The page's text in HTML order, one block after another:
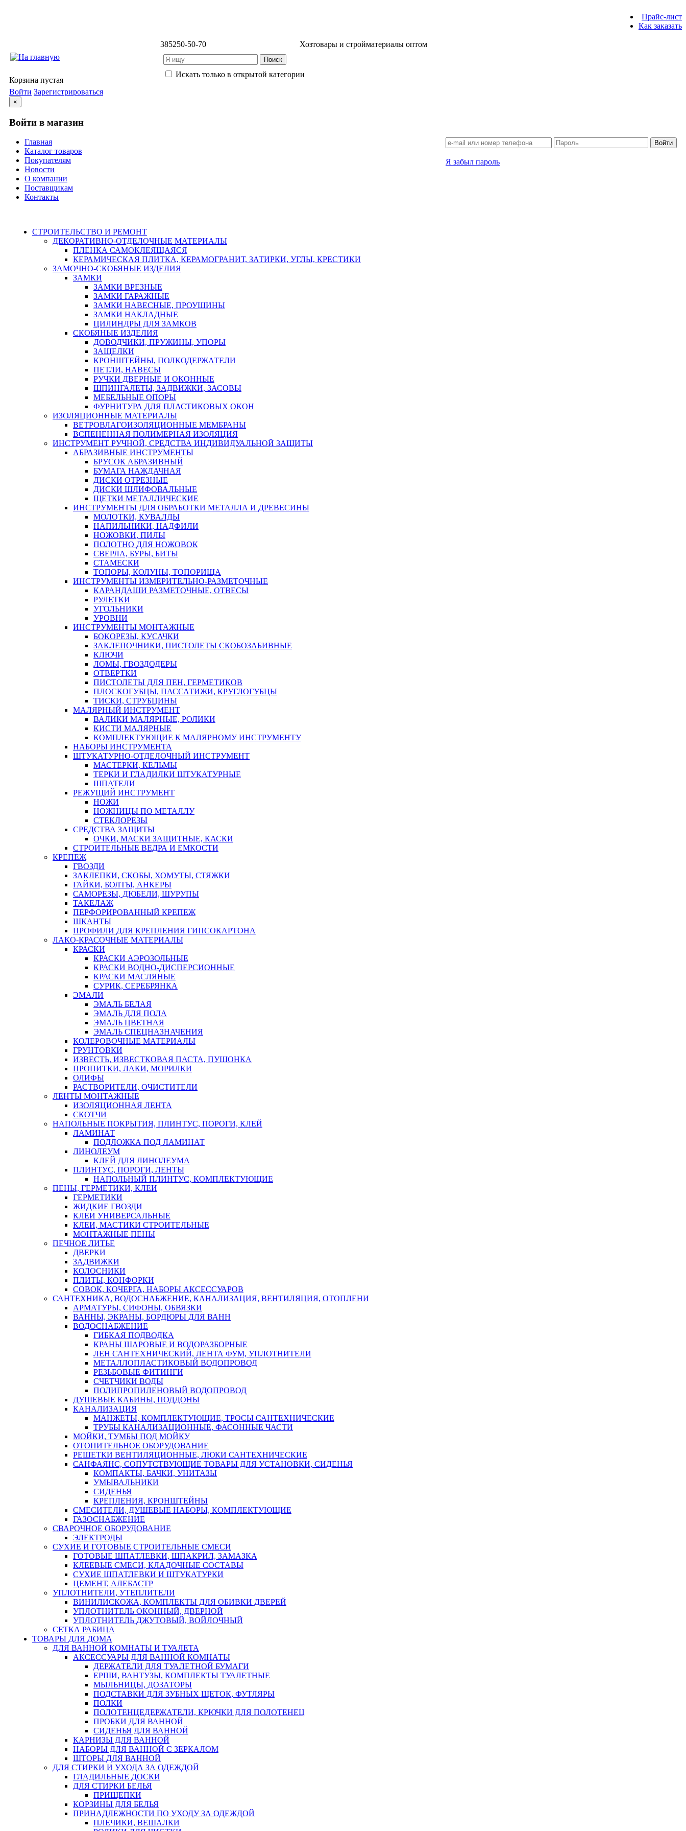
Прайс-лист
Как заказать
385250-50-70 Хозтовары и стройматериалы оптом
Искать только в открытой категории
Корзина пустая
Войти Зарегистрироваться
×
Войти в магазин
Войти
Я забыл пароль
Главная
Каталог товаров
Покупателям
Новости
О компании
Поставщикам
Контакты
СТРОИТЕЛЬСТВО И РЕМОНТ
ДЕКОРАТИВНО-ОТДЕЛОЧНЫЕ МАТЕРИАЛЫ
ПЛЕНКА САМОКЛЕЯЩАЯСЯ
КЕРАМИЧЕСКАЯ ПЛИТКА, КЕРАМОГРАНИТ, ЗАТИРКИ, УГЛЫ, КРЕСТИКИ
ЗАМОЧНО-СКОБЯНЫЕ ИЗДЕЛИЯ
ЗАМКИ
ЗАМКИ ВРЕЗНЫЕ
ЗАМКИ ГАРАЖНЫЕ
ЗАМКИ НАВЕСНЫЕ, ПРОУШИНЫ
ЗАМКИ НАКЛАДНЫЕ
ЦИЛИНДРЫ ДЛЯ ЗАМКОВ
СКОБЯНЫЕ ИЗДЕЛИЯ
ДОВОДЧИКИ, ПРУЖИНЫ, УПОРЫ
ЗАЩЕЛКИ
КРОНШТЕЙНЫ, ПОЛКОДЕРЖАТЕЛИ
ПЕТЛИ, НАВЕСЫ
РУЧКИ ДВЕРНЫЕ И ОКОННЫЕ
ШПИНГАЛЕТЫ, ЗАДВИЖКИ, ЗАСОВЫ
МЕБЕЛЬНЫЕ ОПОРЫ
ФУРНИТУРА ДЛЯ ПЛАСТИКОВЫХ ОКОН
ИЗОЛЯЦИОННЫЕ МАТЕРИАЛЫ
ВЕТРОВЛАГОИЗОЛЯЦИОННЫЕ МЕМБРАНЫ
ВСПЕНЕННАЯ ПОЛИМЕРНАЯ ИЗОЛЯЦИЯ
ИНСТРУМЕНТ РУЧНОЙ, СРЕДСТВА ИНДИВИДУАЛЬНОЙ ЗАЩИТЫ
АБРАЗИВНЫЕ ИНСТРУМЕНТЫ
БРУСОК АБРАЗИВНЫЙ
БУМАГА НАЖДАЧНАЯ
ДИСКИ ОТРЕЗНЫЕ
ДИСКИ ШЛИФОВАЛЬНЫЕ
ЩЕТКИ МЕТАЛЛИЧЕСКИЕ
ИНСТРУМЕНТЫ ДЛЯ ОБРАБОТКИ МЕТАЛЛА И ДРЕВЕСИНЫ
МОЛОТКИ, КУВАЛДЫ
НАПИЛЬНИКИ, НАДФИЛИ
НОЖОВКИ, ПИЛЫ
ПОЛОТНО ДЛЯ НОЖОВОК
СВЕРЛА, БУРЫ, БИТЫ
СТАМЕСКИ
ТОПОРЫ, КОЛУНЫ, ТОПОРИЩА
ИНСТРУМЕНТЫ ИЗМЕРИТЕЛЬНО-РАЗМЕТОЧНЫЕ
КАРАНДАШИ РАЗМЕТОЧНЫЕ, ОТВЕСЫ
РУЛЕТКИ
УГОЛЬНИКИ
УРОВНИ
ИНСТРУМЕНТЫ МОНТАЖНЫЕ
БОКОРЕЗЫ, КУСАЧКИ
ЗАКЛЕПОЧНИКИ, ПИСТОЛЕТЫ СКОБОЗАБИВНЫЕ
КЛЮЧИ
ЛОМЫ, ГВОЗДОДЕРЫ
ОТВЕРТКИ
ПИСТОЛЕТЫ ДЛЯ ПЕН, ГЕРМЕТИКОВ
ПЛОСКОГУБЦЫ, ПАССАТИЖИ, КРУГЛОГУБЦЫ
ТИСКИ, СТРУБЦИНЫ
МАЛЯРНЫЙ ИНСТРУМЕНТ
ВАЛИКИ МАЛЯРНЫЕ, РОЛИКИ
КИСТИ МАЛЯРНЫЕ
КОМПЛЕКТУЮЩИЕ К МАЛЯРНОМУ ИНСТРУМЕНТУ
НАБОРЫ ИНСТРУМЕНТА
ШТУКАТУРНО-ОТДЕЛОЧНЫЙ ИНСТРУМЕНТ
МАСТЕРКИ, КЕЛЬМЫ
ТЕРКИ И ГЛАДИЛКИ ШТУКАТУРНЫЕ
ШПАТЕЛИ
РЕЖУЩИЙ ИНСТРУМЕНТ
НОЖИ
НОЖНИЦЫ ПО МЕТАЛЛУ
СТЕКЛОРЕЗЫ
СРЕДСТВА ЗАЩИТЫ
ОЧКИ, МАСКИ ЗАЩИТНЫЕ, КАСКИ
СТРОИТЕЛЬНЫЕ ВЕДРА И ЕМКОСТИ
КРЕПЕЖ
ГВОЗДИ
ЗАКЛЕПКИ, СКОБЫ, ХОМУТЫ, СТЯЖКИ
ГАЙКИ, БОЛТЫ, АНКЕРЫ
САМОРЕЗЫ, ДЮБЕЛИ, ШУРУПЫ
ТАКЕЛАЖ
ПЕРФОРИРОВАННЫЙ КРЕПЕЖ
ШКАНТЫ
ПРОФИЛИ ДЛЯ КРЕПЛЕНИЯ ГИПСОКАРТОНА
ЛАКО-КРАСОЧНЫЕ МАТЕРИАЛЫ
КРАСКИ
КРАСКИ АЭРОЗОЛЬНЫЕ
КРАСКИ ВОДНО-ДИСПЕРСИОННЫЕ
КРАСКИ МАСЛЯНЫЕ
СУРИК, СЕРЕБРЯНКА
ЭМАЛИ
ЭМАЛЬ БЕЛАЯ
ЭМАЛЬ ДЛЯ ПОЛА
ЭМАЛЬ ЦВЕТНАЯ
ЭМАЛЬ СПЕЦНАЗНАЧЕНИЯ
КОЛЕРОВОЧНЫЕ МАТЕРИАЛЫ
ГРУНТОВКИ
ИЗВЕСТЬ, ИЗВЕСТКОВАЯ ПАСТА, ПУШОНКА
ПРОПИТКИ, ЛАКИ, МОРИЛКИ
ОЛИФЫ
РАСТВОРИТЕЛИ, ОЧИСТИТЕЛИ
ЛЕНТЫ МОНТАЖНЫЕ
ИЗОЛЯЦИОННАЯ ЛЕНТА
СКОТЧИ
НАПОЛЬНЫЕ ПОКРЫТИЯ, ПЛИНТУС, ПОРОГИ, КЛЕЙ
ЛАМИНАТ
ПОДЛОЖКА ПОД ЛАМИНАТ
ЛИНОЛЕУМ
КЛЕЙ ДЛЯ ЛИНОЛЕУМА
ПЛИНТУС, ПОРОГИ, ЛЕНТЫ
НАПОЛЬНЫЙ ПЛИНТУС, КОМПЛЕКТУЮЩИЕ
ПЕНЫ, ГЕРМЕТИКИ, КЛЕИ
ГЕРМЕТИКИ
ЖИДКИЕ ГВОЗДИ
КЛЕИ УНИВЕРСАЛЬНЫЕ
КЛЕИ, МАСТИКИ СТРОИТЕЛЬНЫЕ
МОНТАЖНЫЕ ПЕНЫ
ПЕЧНОЕ ЛИТЬЕ
ДВЕРКИ
ЗАДВИЖКИ
КОЛОСНИКИ
ПЛИТЫ, КОНФОРКИ
СОВОК, КОЧЕРГА, НАБОРЫ АКСЕССУАРОВ
САНТЕХНИКА, ВОДОСНАБЖЕНИЕ, КАНАЛИЗАЦИЯ, ВЕНТИЛЯЦИЯ, ОТОПЛЕНИ
АРМАТУРЫ, СИФОНЫ, ОБВЯЗКИ
ВАННЫ, ЭКРАНЫ, БОРДЮРЫ ДЛЯ ВАНН
ВОДОСНАБЖЕНИЕ
ГИБКАЯ ПОДВОДКА
КРАНЫ ШАРОВЫЕ И ВОДОРАЗБОРНЫЕ
ЛЕН САНТЕХНИЧЕСКИЙ, ЛЕНТА ФУМ, УПЛОТНИТЕЛИ
МЕТАЛЛОПЛАСТИКОВЫЙ ВОДОПРОВОД
РЕЗЬБОВЫЕ ФИТИНГИ
СЧЕТЧИКИ ВОДЫ
ПОЛИПРОПИЛЕНОВЫЙ ВОДОПРОВОД
ДУШЕВЫЕ КАБИНЫ, ПОДДОНЫ
КАНАЛИЗАЦИЯ
МАНЖЕТЫ, КОМПЛЕКТУЮЩИЕ, ТРОСЫ САНТЕХНИЧЕСКИЕ
ТРУБЫ КАНАЛИЗАЦИОННЫЕ, ФАСОННЫЕ ЧАСТИ
МОЙКИ, ТУМБЫ ПОД МОЙКУ
ОТОПИТЕЛЬНОЕ ОБОРУДОВАНИЕ
РЕШЕТКИ ВЕНТИЛЯЦИОННЫЕ, ЛЮКИ САНТЕХНИЧЕСКИЕ
САНФАЯНС, СОПУТСТВУЮЩИЕ ТОВАРЫ ДЛЯ УСТАНОВКИ, СИДЕНЬЯ
КОМПАКТЫ, БАЧКИ, УНИТАЗЫ
УМЫВАЛЬНИКИ
СИДЕНЬЯ
КРЕПЛЕНИЯ, КРОНШТЕЙНЫ
СМЕСИТЕЛИ, ДУШЕВЫЕ НАБОРЫ, КОМПЛЕКТУЮЩИЕ
ГАЗОСНАБЖЕНИЕ
СВАРОЧНОЕ ОБОРУДОВАНИЕ
ЭЛЕКТРОДЫ
СУХИЕ И ГОТОВЫЕ СТРОИТЕЛЬНЫЕ СМЕСИ
ГОТОВЫЕ ШПАТЛЕВКИ, ШПАКРИЛ, ЗАМАЗКА
КЛЕЕВЫЕ СМЕСИ, КЛАДОЧНЫЕ СОСТАВЫ
СУХИЕ ШПАТЛЕВКИ И ШТУКАТУРКИ
ЦЕМЕНТ, АЛЕБАСТР
УПЛОТНИТЕЛИ, УТЕПЛИТЕЛИ
ВИНИЛИСКОЖА, КОМПЛЕКТЫ ДЛЯ ОБИВКИ ДВЕРЕЙ
УПЛОТНИТЕЛЬ ОКОННЫЙ, ДВЕРНОЙ
УПЛОТНИТЕЛЬ ДЖУТОВЫЙ, ВОЙЛОЧНЫЙ
СЕТКА РАБИЦА
ТОВАРЫ ДЛЯ ДОМА
ДЛЯ ВАННОЙ КОМНАТЫ И ТУАЛЕТА
АКСЕССУАРЫ ДЛЯ ВАННОЙ КОМНАТЫ
ДЕРЖАТЕЛИ ДЛЯ ТУАЛЕТНОЙ БУМАГИ
ЕРШИ, ВАНТУЗЫ, КОМПЛЕКТЫ ТУАЛЕТНЫЕ
МЫЛЬНИЦЫ, ДОЗАТОРЫ
ПОДСТАВКИ ДЛЯ ЗУБНЫХ ЩЕТОК, ФУТЛЯРЫ
ПОЛКИ
ПОЛОТЕНЦЕДЕРЖАТЕЛИ, КРЮЧКИ ДЛЯ ПОЛОТЕНЕЦ
ПРОБКИ ДЛЯ ВАННОЙ
СИДЕНЬЯ ДЛЯ ВАННОЙ
КАРНИЗЫ ДЛЯ ВАННОЙ
НАБОРЫ ДЛЯ ВАННОЙ С ЗЕРКАЛОМ
ШТОРЫ ДЛЯ ВАННОЙ
ДЛЯ СТИРКИ И УХОДА ЗА ОДЕЖДОЙ
ГЛАДИЛЬНЫЕ ДОСКИ
ДЛЯ СТИРКИ БЕЛЬЯ
ПРИЩЕПКИ
КОРЗИНЫ ДЛЯ БЕЛЬЯ
ПРИНАДЛЕЖНОСТИ ПО УХОДУ ЗА ОДЕЖДОЙ
ПЛЕЧИКИ, ВЕШАЛКИ